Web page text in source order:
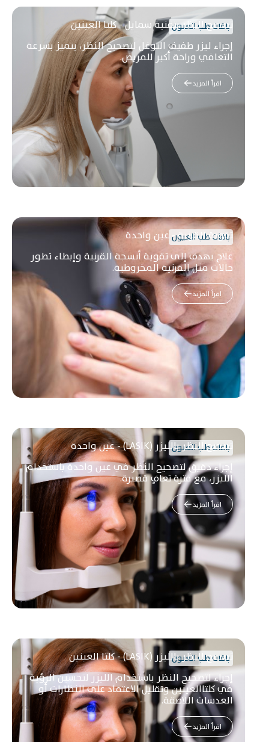
تصحيح النظر بتقنية سمايل - كلتا العينين
إجراء ليزر طفيف التوغل لتصحيح النظر، يتميز بسرعة
التعافي وراحة أكبر للمريض.
اقرأ المزيد
باقات طب العيون
تقوية القرنية - عين واحدة
علاج يهدف إلى تقوية أنسجة القرنية وإبطاء تطور
حالات مثل القرنية المخروطية.
اقرأ المزيد
باقات طب العيون
تصحيح النظر بالليزر (LASIK) - عين واحدة
إجراء دقيق لتصحيح النظر في عين واحدة باستخدام
الليزر، مع فترة تعافٍ قصيرة.
اقرأ المزيد
باقات طب العيون
تصحيح النظر بالليزر (LASIK) - كلتا العينين
إجراء لتصحيح النظر باستخدام الليزر لتحسين الرؤية
في كلتاالعينين وتقليل الاعتماد على النظارات أو
العدسات اللاصقة.
اقرأ المزيد
باقات طب العيون